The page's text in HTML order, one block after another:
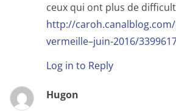
ceux qui ont plus de
http://
vermeille–juin-2016/
Log in to Reply
Hugon